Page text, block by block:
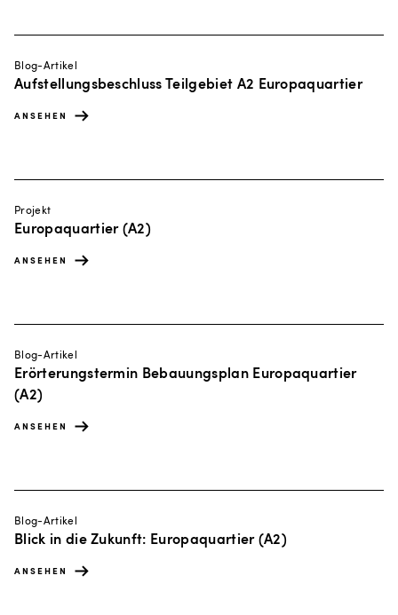
Blog-Artikel
Aufstellungsbeschluss Teilgebiet A2 Europaquartier
ANSEHEN
Projekt
Europaquartier (A2)
ANSEHEN
Blog-Artikel
Erörterungstermin Bebauungsplan Europaquartier
(A2)
ANSEHEN
Blog-Artikel
Blick in die Zukunft: Europaquartier (A2)
ANSEHEN